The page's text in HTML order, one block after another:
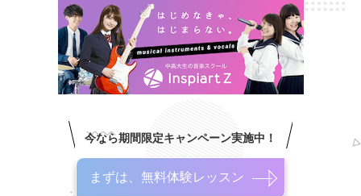
今なら期間限定キャンペーン実施中！
まずは、無料体験レッスン